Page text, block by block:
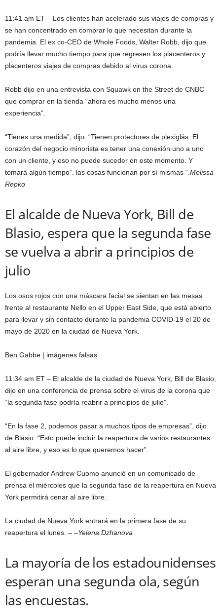
11:41 am ET – Los clientes han acelerado sus viajes de compras y
se han concentrado en comprar lo que necesitan durante la
pandemia. El ex co-CEO de Whole Foods, Walter Robb, dijo que
podría llevar mucho tiempo para que regresen los placenteros y
placenteros viajes de compras debido al virus corona.
Robb dijo en una entrevista con Squawk on the Street de CNBC
que comprar en la tienda “ahora es mucho menos una
experiencia”.
“Tienes una medida”, dijo. “Tienen protectores de plexiglás. El
corazón del negocio minorista es tener una conexión uno a uno
con un cliente, y eso no puede suceder en este momento. Y
tomará algún tiempo”. las cosas funcionan por sí mismas “. Melissa
Repko
El alcalde de Nueva York, Bill de
Blasio, espera que la segunda fase
se vuelva a abrir a principios de
julio
Los osos rojos con una máscara facial se sientan en las mesas
frente al restaurante Nello en el Upper East Side, que está abierto
para llevar y sin contacto durante la pandemia COVID-19 el 20 de
mayo de 2020 en la ciudad de Nueva York.
Ben Gabbe | imágenes falsas
11:34 am ET – El alcalde de la ciudad de Nueva York, Bill de Blasio,
dijo en una conferencia de prensa sobre el virus de la corona que
“la segunda fase podría reabrir a principios de julio”.
“En la fase 2, podemos pasar a muchos tipos de empresas”, dijo
de Blasio. “Esto puede incluir la reapertura de varios restaurantes
al aire libre, y eso es lo que queremos hacer”.
El gobernador Andrew Cuomo anunció en un comunicado de
prensa el miércoles que la segunda fase de la reapertura en Nueva
York permitirá cenar al aire libre.
La ciudad de Nueva York entrará en la primera fase de su
reapertura el lunes. – –Yelena Dzhanova
La mayoría de los estadounidenses
esperan una segunda ola, según
las encuestas.